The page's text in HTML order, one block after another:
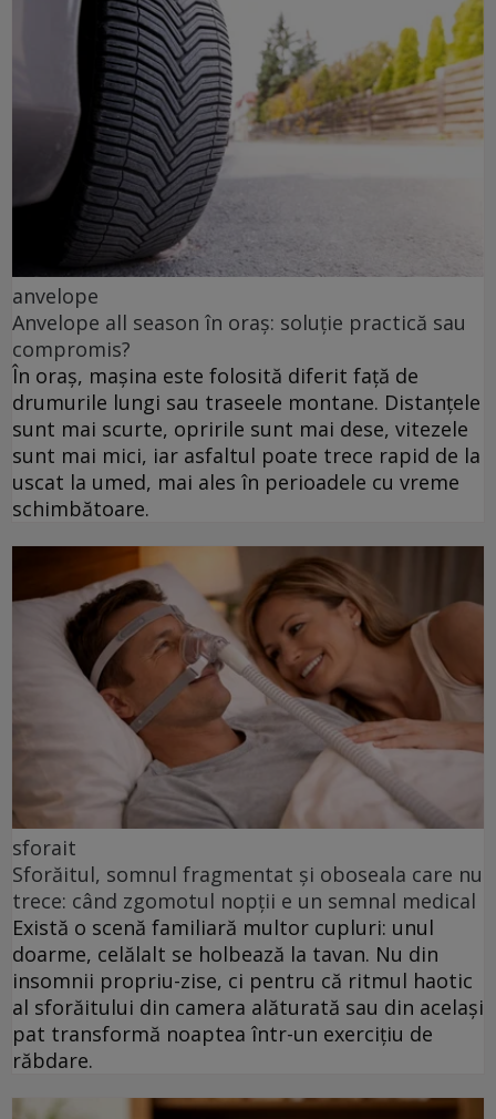
anvelope
Anvelope all season în oraș: soluție practică sau
compromis?
În oraș, mașina este folosită diferit față de
drumurile lungi sau traseele montane. Distanțele
sunt mai scurte, opririle sunt mai dese, vitezele
sunt mai mici, iar asfaltul poate trece rapid de la
uscat la umed, mai ales în perioadele cu vreme
schimbătoare.
sforait
Sforăitul, somnul fragmentat și oboseala care nu
trece: când zgomotul nopții e un semnal medical
Există o scenă familiară multor cupluri: unul
doarme, celălalt se holbează la tavan. Nu din
insomnii propriu-zise, ci pentru că ritmul haotic
al sforăitului din camera alăturată sau din același
pat transformă noaptea într-un exercițiu de
răbdare.